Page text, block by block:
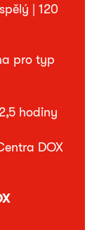
| 120
pro typ
hodiny
DOX